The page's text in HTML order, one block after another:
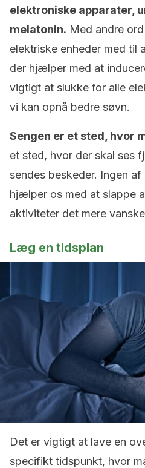
elektroniske apparater,
melatonin. Med andre
elektriske enheder med til
der hjælper med at
vigtigt at slukke for alle
vi kan opnå bedre søvn.
Sengen er et sted, hvor
et sted, hvor der skal ses
sendes beskeder. Ingen
hjælper os med at slappe
aktiviteter det mere
Læg en tidsplan
Det er vigtigt at lave en
specifikt tidspunkt, hvor